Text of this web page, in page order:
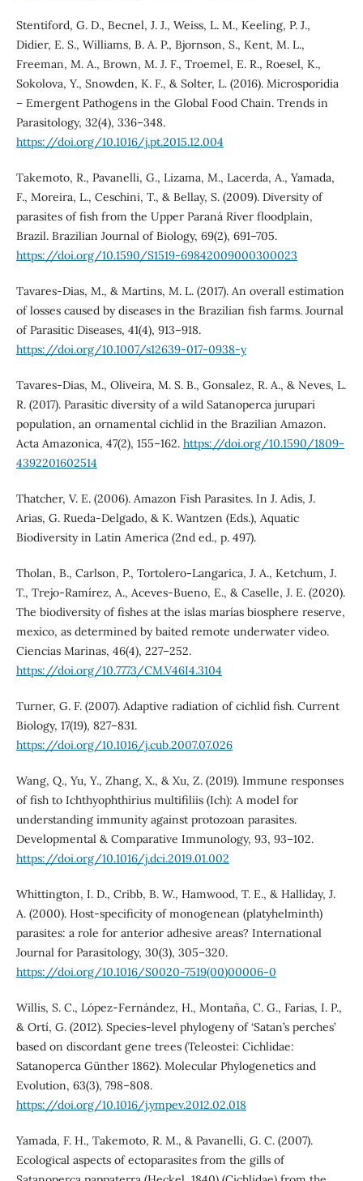
Stentiford, G. D., Becnel, J. J., Weiss, L. M., Keeling, P. J.,
Didier, E. S., Williams, B. A. P., Bjornson, S., Kent, M. L.,
Freeman, M. A., Brown, M. J. F., Troemel, E. R., Roesel, K.,
Sokolova, Y., Snowden, K. F., & Solter, L. (2016). Microsporidia
– Emergent Pathogens in the Global Food Chain. Trends in
Parasitology, 32(4), 336–348.
https://doi.org/10.1016/j.pt.2015.12.004
Takemoto, R., Pavanelli, G., Lizama, M., Lacerda, A., Yamada,
F., Moreira, L., Ceschini, T., & Bellay, S. (2009). Diversity of
parasites of fish from the Upper Paraná River floodplain,
Brazil. Brazilian Journal of Biology, 69(2), 691–705.
https://doi.org/10.1590/S1519-69842009000300023
Tavares-Dias, M., & Martins, M. L. (2017). An overall estimation
of losses caused by diseases in the Brazilian fish farms. Journal
of Parasitic Diseases, 41(4), 913–918.
https://doi.org/10.1007/s12639-017-0938-y
Tavares-Dias, M., Oliveira, M. S. B., Gonsalez, R. A., & Neves, L.
R. (2017). Parasitic diversity of a wild Satanoperca jurupari
population, an ornamental cichlid in the Brazilian Amazon.
Acta Amazonica, 47(2), 155–162. https://doi.org/10.1590/1809-
4392201602514
Thatcher, V. E. (2006). Amazon Fish Parasites. In J. Adis, J.
Arias, G. Rueda-Delgado, & K. Wantzen (Eds.), Aquatic
Biodiversity in Latin America (2nd ed., p. 497).
Tholan, B., Carlson, P., Tortolero-Langarica, J. A., Ketchum, J.
T., Trejo-Ramírez, A., Aceves-Bueno, E., & Caselle, J. E. (2020).
The biodiversity of fishes at the islas marías biosphere reserve,
mexico, as determined by baited remote underwater video.
Ciencias Marinas, 46(4), 227–252.
https://doi.org/10.7773/CM.V46I4.3104
Turner, G. F. (2007). Adaptive radiation of cichlid fish. Current
Biology, 17(19), 827–831.
https://doi.org/10.1016/j.cub.2007.07.026
Wang, Q., Yu, Y., Zhang, X., & Xu, Z. (2019). Immune responses
of fish to Ichthyophthirius multifiliis (Ich): A model for
understanding immunity against protozoan parasites.
Developmental & Comparative Immunology, 93, 93–102.
https://doi.org/10.1016/j.dci.2019.01.002
Whittington, I. D., Cribb, B. W., Hamwood, T. E., & Halliday, J.
A. (2000). Host-specificity of monogenean (platyhelminth)
parasites: a role for anterior adhesive areas? International
Journal for Parasitology, 30(3), 305–320.
https://doi.org/10.1016/S0020-7519(00)00006-0
Willis, S. C., López-Fernández, H., Montaña, C. G., Farias, I. P.,
& Ortí, G. (2012). Species-level phylogeny of ‘Satan’s perches’
based on discordant gene trees (Teleostei: Cichlidae:
Satanoperca Günther 1862). Molecular Phylogenetics and
Evolution, 63(3), 798–808.
https://doi.org/10.1016/j.ympev.2012.02.018
Yamada, F. H., Takemoto, R. M., & Pavanelli, G. C. (2007).
Ecological aspects of ectoparasites from the gills of